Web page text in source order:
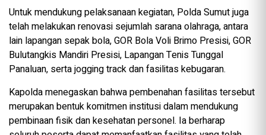
Untuk mendukung pelaksanaan kegiatan, Polda Sumut juga
telah melakukan renovasi sejumlah sarana olahraga, antara
lain lapangan sepak bola, GOR Bola Voli Brimo Presisi, GOR
Bulutangkis Mandiri Presisi, Lapangan Tenis Tunggal
Panaluan, serta jogging track dan fasilitas kebugaran.
Kapolda menegaskan bahwa pembenahan fasilitas tersebut
merupakan bentuk komitmen institusi dalam mendukung
pembinaan fisik dan kesehatan personel. Ia berharap